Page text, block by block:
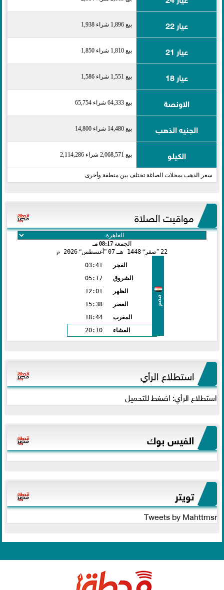
عيار 22 بيع 1,896 شراء 1,938
عيار 21 بيع 1,810 شراء 1,850
عيار 18 بيع 1,551 شراء 1,586
الاونصة بيع 64,333 شراء 65,754
الجنيه الذهب بيع 14,480 شراء 14,800
الكيلو بيع 2,068,571 شراء 2,114,286
سعر الذهب بمحلات الصاغة تختلف بين منطقة وأخرى
مواقيت الصلاة
الجمعة 08:17 مـ
22 صفر 1448 هـ 07 أغسطس 2026 م
مصر
الفجر
03:41
الشروق
05:17
الظهر
12:01
العصر
15:38
المغرب
18:44
العشاء
20:10
استطلاع الرأي
استطلاع الرأي: اضغط للتحميل
الفيس بوك
تويتر
Tweets by Mahttmsr